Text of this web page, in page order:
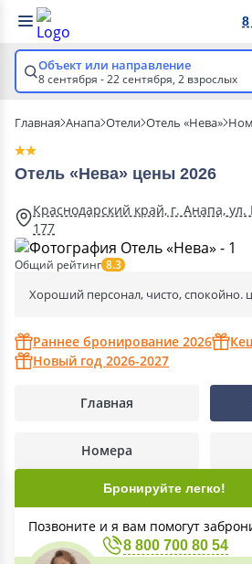
8
Объект или направление
8 сентября - 22 сентября, 2 взрослых
Главная Анапа Отели Отель «Нева»
Отель «Нева» цены 2026
Краснодарский край, г. Анапа, ул.
177
Общий рейтинг 8.3
Хороший персонал, чисто, спокойно.
Раннее бронирование 2026
Новый год 2026-2027
Главная
Номера
Бронируйте легко!
Позвоните и я вам помогут
8 800 700 80 54